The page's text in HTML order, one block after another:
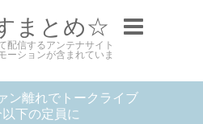
まとめ☆
配信するアンテナサイト
ーションが含まれていま
ン離れでトークライブ
下の定員に